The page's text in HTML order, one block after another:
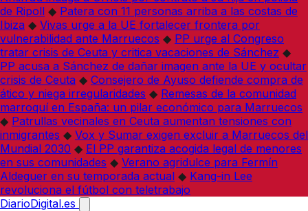
de Ripoll ◆ Patera con 11 personas arriba a las costas de
Ibiza ◆ Vivas urge a la UE fortalecer frontera por
vulnerabilidad ante Marruecos ◆ PP urge al Congreso
tratar crisis de Ceuta y critica vacaciones de Sánchez ◆
PP acusa a Sánchez de dañar imagen ante la UE y ocultar
crisis de Ceuta ◆ Consejero de Ayuso defiende compra de
ático y niega irregularidades ◆ Remesas de la comunidad
marroquí en España: un pilar económico para Marruecos
◆ Patrullas vecinales en Ceuta aumentan tensiones con
inmigrantes ◆ Vox y Sumar exigen excluir a Marruecos del
Mundial 2030 ◆ El PP garantiza acogida legal de menores
en sus comunidades ◆ Verano agridulce para Fermín
Aldeguer en su temporada actual ◆ Kang-in Lee
revoluciona el fútbol con teletrabajo
DiarioDigital.es